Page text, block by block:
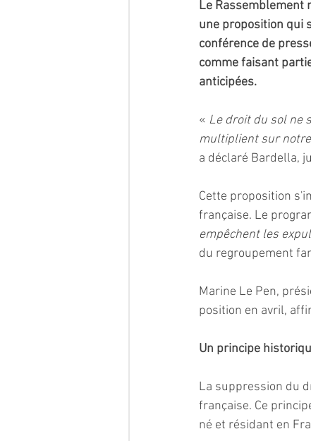
Le Rassemblement
une proposition qui
conférence de
comme faisant
anticipées.
« Le droit du sol ne
multiplient sur
a déclaré Bardella,
Cette proposition
française. Le
empêchent les
du regroupement
Marine Le Pen,
position en avril,
Un principe
La suppression du
française. Ce
né et résidant en